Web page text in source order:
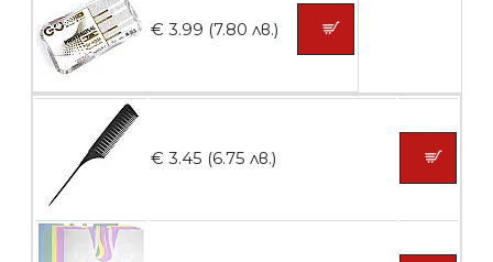
€ 3.99 (7.80 лв.)
€ 3.45 (6.75 лв.)